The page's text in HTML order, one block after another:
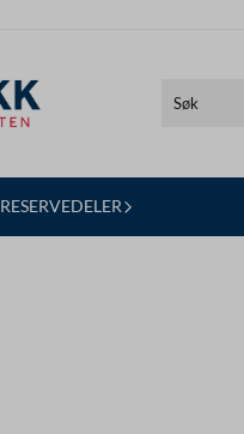
RESERVEDELER